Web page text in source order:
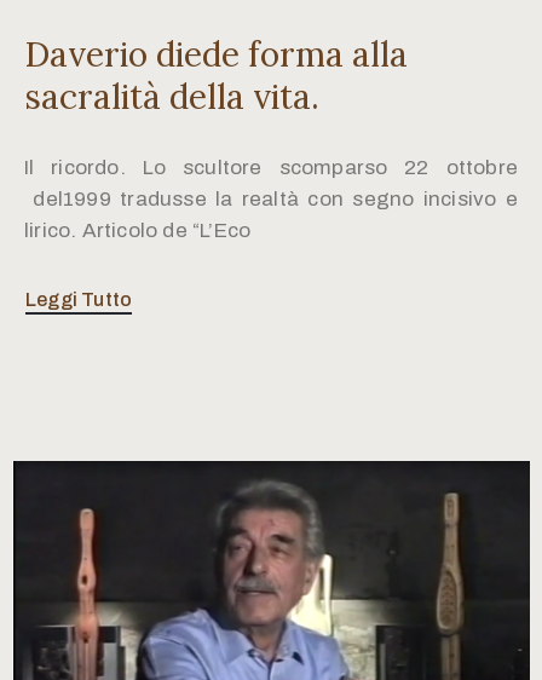
Daverio diede forma alla
sacralità della vita.
Il ricordo. Lo scultore scomparso 22 ottobre
del1999 tradusse la realtà con segno incisivo e
lirico. Articolo de “L’Eco
Leggi Tutto